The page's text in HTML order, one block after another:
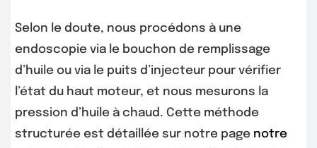
Selon le doute, nous procédons à une
endoscopie via le bouchon de remplissage
d’huile ou via le puits d’injecteur pour vérifier
l’état du haut moteur, et nous mesurons la
pression d’huile à chaud. Cette méthode
structurée est détaillée sur notre page notre